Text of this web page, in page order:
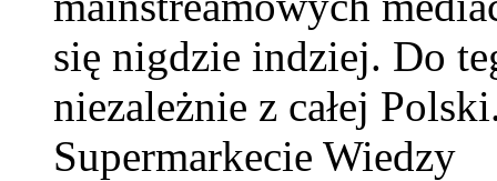
się nigdzie indziej. Do
niezależnie z całej
Supermarkecie Wiedzy